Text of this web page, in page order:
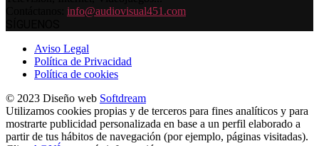
info@audiovisual451.com
Aviso Legal
Política de Privacidad
Política de cookies
© 2023 Diseño web Softdream
Utilizamos cookies propias y de terceros para fines analíticos y para
mostrarte publicidad personalizada en base a un perfil elaborado a
partir de tus hábitos de navegación (por ejemplo, páginas visitadas).